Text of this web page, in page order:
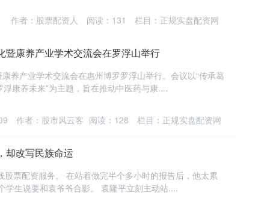
作者：股票配资人 阅读： 131 栏目： 正规实盘配资网
暨康养产业学术交流会在罗浮山举行
养产业学术交流会在惠州博罗罗浮山举行。会议以“传承葛
康养未来”为主题，旨在推动中医药与康....
作者：股市风云客 阅读： 128 栏目： 正规实盘配资网
却改写民族命运
票配资服务。 在站着做完半个多小时的报告后，他太累
学生说要和袁爷爷合影。 袁隆平立刻主动站....